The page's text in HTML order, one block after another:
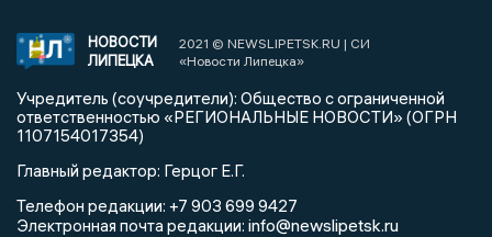
НОВОСТИ
ЛИПЕЦКА
2021 © NEWSLIPETSK.RU | СИ
«Новости Липецка»
Учредитель (соучредители): Общество с ограниченной
ответственностью «РЕГИОНАЛЬНЫЕ НОВОСТИ» (ОГРН
1107154017354)
Главный редактор: Герцог Е.Г.
Телефон редакции: +7 903 699 9427
Электронная почта редакции: info@newslipetsk.ru